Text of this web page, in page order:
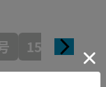
15号